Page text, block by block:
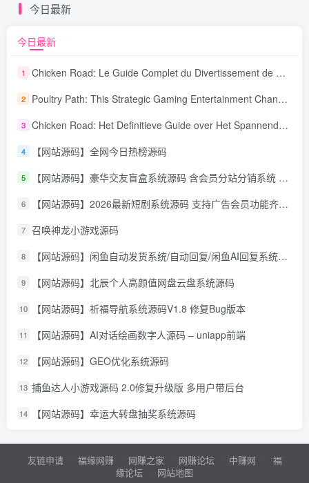
今日最新
今日最新
1 Chicken Road: Le Guide Complet du Divertissement de Maison de Jeu Stratégique
2 Poultry Path: This Strategic Gaming Entertainment Changing Sequence Forecasting
3 Chicken Road: Het Definitieve Guide over Het Spannende Gokspel
4 【网站源码】全网今日热榜源码
5 【网站源码】豪华交友盲盒系统源码 含会员分站分销系统 可易支付
6 【网站源码】2026最新短剧系统源码 支持广告会员功能齐全短剧源码
7 召唤神龙小游戏源码
8 【网站源码】闲鱼自动发货系统/自动回复/闲鱼AI回复系统源码
9 【网站源码】北辰个人高颜值网盘云盘系统源码
10 【网站源码】祈福导航系统源码V1.8 修复Bug版本
11 【网站源码】AI对话绘画数字人源码 – uniapp前端
12 【网站源码】GEO优化系统源码
13 捕鱼达人小游戏源码 2.0修复升级版 多用户带后台
14 【网站源码】幸运大转盘抽奖系统源码
友链申请 福缘网赚 网赚之家 网赚论坛 中赚网
福
缘论坛
网站地图